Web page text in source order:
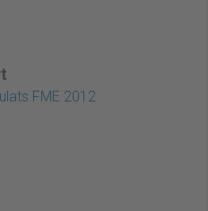
FME 2012